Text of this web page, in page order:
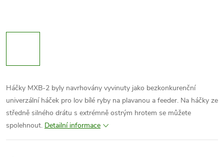
Háčky MXB-2 byly navrhovány vyvinuty jako bezkonkurenční
univerzální háček pro lov bílé ryby na plavanou a feeder. Na háčky ze
středně silného drátu s extrémně ostrým hrotem se můžete
spolehnout. Detailní informace